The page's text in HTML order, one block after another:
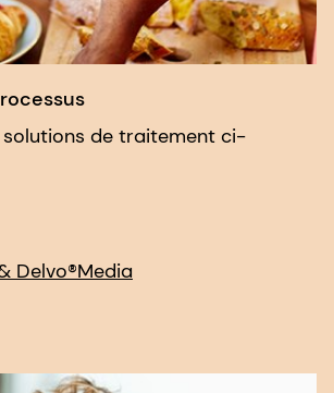
solutions de traitement ci-
Delvo®Media